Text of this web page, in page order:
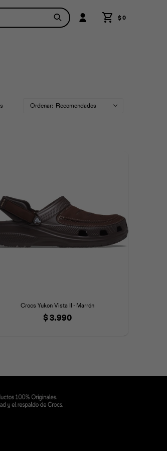
$0
Recomendados
Crocs Yukon Vista II - Marrón
$3.990